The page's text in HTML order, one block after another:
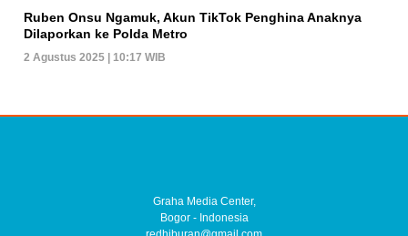
Ruben Onsu Ngamuk, Akun TikTok Penghina Anaknya
Dilaporkan ke Polda Metro
2 Agustus 2025 | 10:17 WIB
Graha Media Center,
Bogor - Indonesia